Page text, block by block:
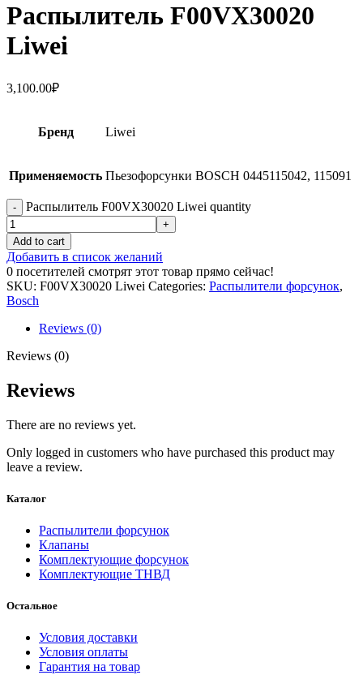
Распылитель F00VX30020
Liwei
3,100.00₽
Бренд Liwei
Применяемость Пьезофорсунки BOSCH 0445115042, 115091
Распылитель F00VX30020 Liwei quantity
Add to cart
Добавить в список желаний
0 посетителей смотрят этот товар прямо сейчас!
SKU: F00VX30020 Liwei Categories: Распылители форсунок,
Bosch
Reviews (0)
Reviews (0)
Reviews
There are no reviews yet.
Only logged in customers who have purchased this product may
leave a review.
Каталог
Распылители форсунок
Клапаны
Комплектующие форсунок
Комплектующие ТНВД
Остальное
Условия доставки
Условия оплаты
Гарантия на товар